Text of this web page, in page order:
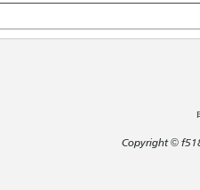
Copyright©